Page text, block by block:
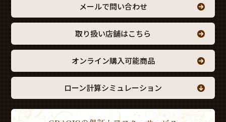
メールで問い合わせ
取り扱い店舗はこちら
オンライン購入可能商品
ローン計算シミュレーション